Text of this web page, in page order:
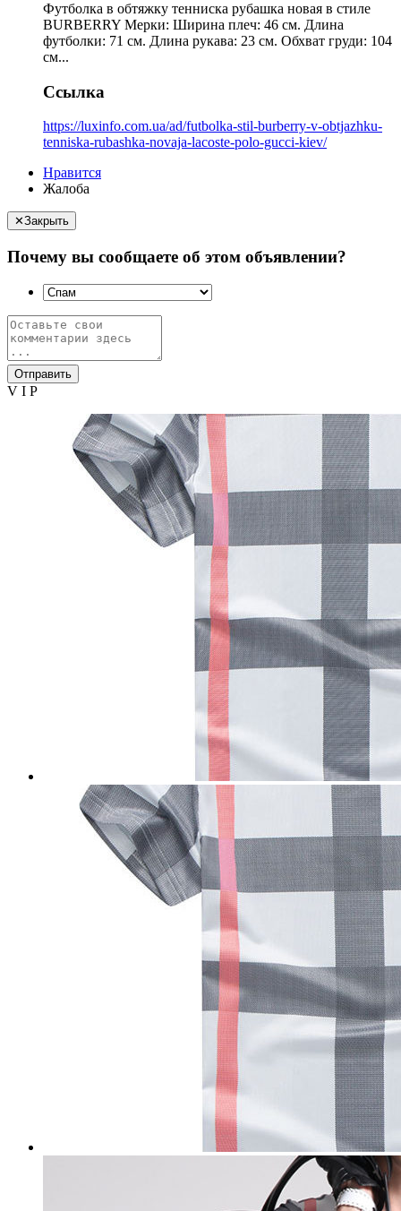
Футболка в обтяжку тенниска рубашка новая в стиле
BURBERRY Мерки: Ширина плеч: 46 см. Длина
футболки: 71 см. Длина рукава: 23 см. Обхват груди: 104
см...
Ссылка
https://luxinfo.com.ua/ad/futbolka-stil-burberry-v-obtjazhku-
tenniska-rubashka-novaja-lacoste-polo-gucci-kiev/
Нравится
Жалоба
✕Закрыть
Почему вы сообщаете об этом объявлении?
Отправить
V I P